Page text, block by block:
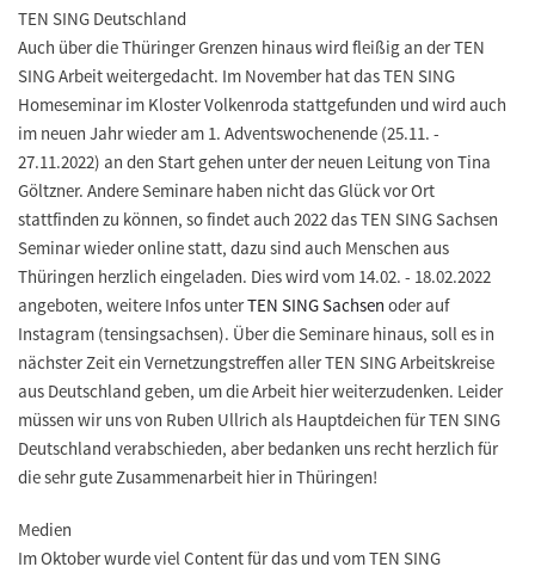
TEN SING Deutschland
Auch über die Thüringer Grenzen hinaus wird fleißig an der TEN
SING Arbeit weitergedacht. Im November hat das TEN SING
Homeseminar im Kloster Volkenroda stattgefunden und wird auch
im neuen Jahr wieder am 1. Adventswochenende (25.11. -
27.11.2022) an den Start gehen unter der neuen Leitung von Tina
Göltzner. Andere Seminare haben nicht das Glück vor Ort
stattfinden zu können, so findet auch 2022 das TEN SING Sachsen
Seminar wieder online statt, dazu sind auch Menschen aus
Thüringen herzlich eingeladen. Dies wird vom 14.02. - 18.02.2022
angeboten, weitere Infos unterTEN SING Sachsen oder auf
Instagram (tensingsachsen). Über die Seminare hinaus, soll es in
nächster Zeit ein Vernetzungstreffen aller TEN SING Arbeitskreise
aus Deutschland geben, um die Arbeit hier weiterzudenken. Leider
müssen wir uns von Ruben Ullrich als Hauptdeichen für TEN SING
Deutschland verabschieden, aber bedanken uns recht herzlich für
die sehr gute Zusammenarbeit hier in Thüringen!
Medien
Im Oktober wurde viel Content für das und vom TEN SING